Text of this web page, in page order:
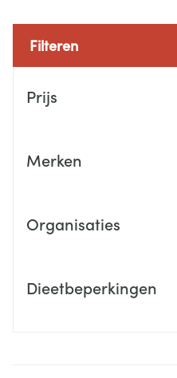
Filteren
Prijs
Merken
Organisaties
Dieetbeperkingen